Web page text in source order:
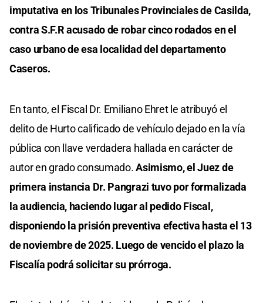
imputativa en los Tribunales Provinciales de Casilda,
contra S.F.R acusado de robar cinco rodados en el
caso urbano de esa localidad del departamento
Caseros.
En tanto, el Fiscal Dr. Emiliano Ehret le atribuyó el
delito de Hurto calificado de vehículo dejado en la vía
pública con llave verdadera hallada en carácter de
autor en grado consumado.Asimismo, el Juez de
primera instancia Dr. Pangrazi tuvo por formalizada
la audiencia, haciendo lugar al pedido Fiscal,
disponiendo la prisión preventiva efectiva hasta el 13
de noviembre de 2025. Luego de vencido el plazo la
Fiscalía podrá solicitar su prórroga.